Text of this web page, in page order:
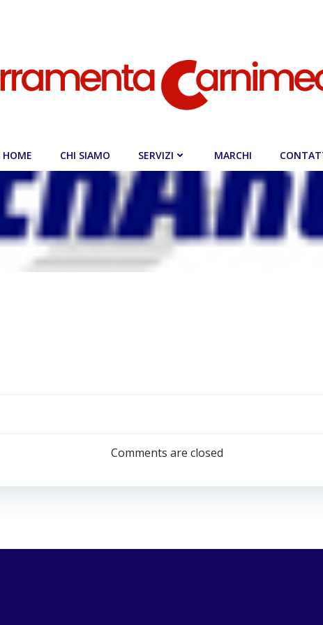
HOME CHI SIAMO SERVIZI MARCHI
articoli
Comments are closed